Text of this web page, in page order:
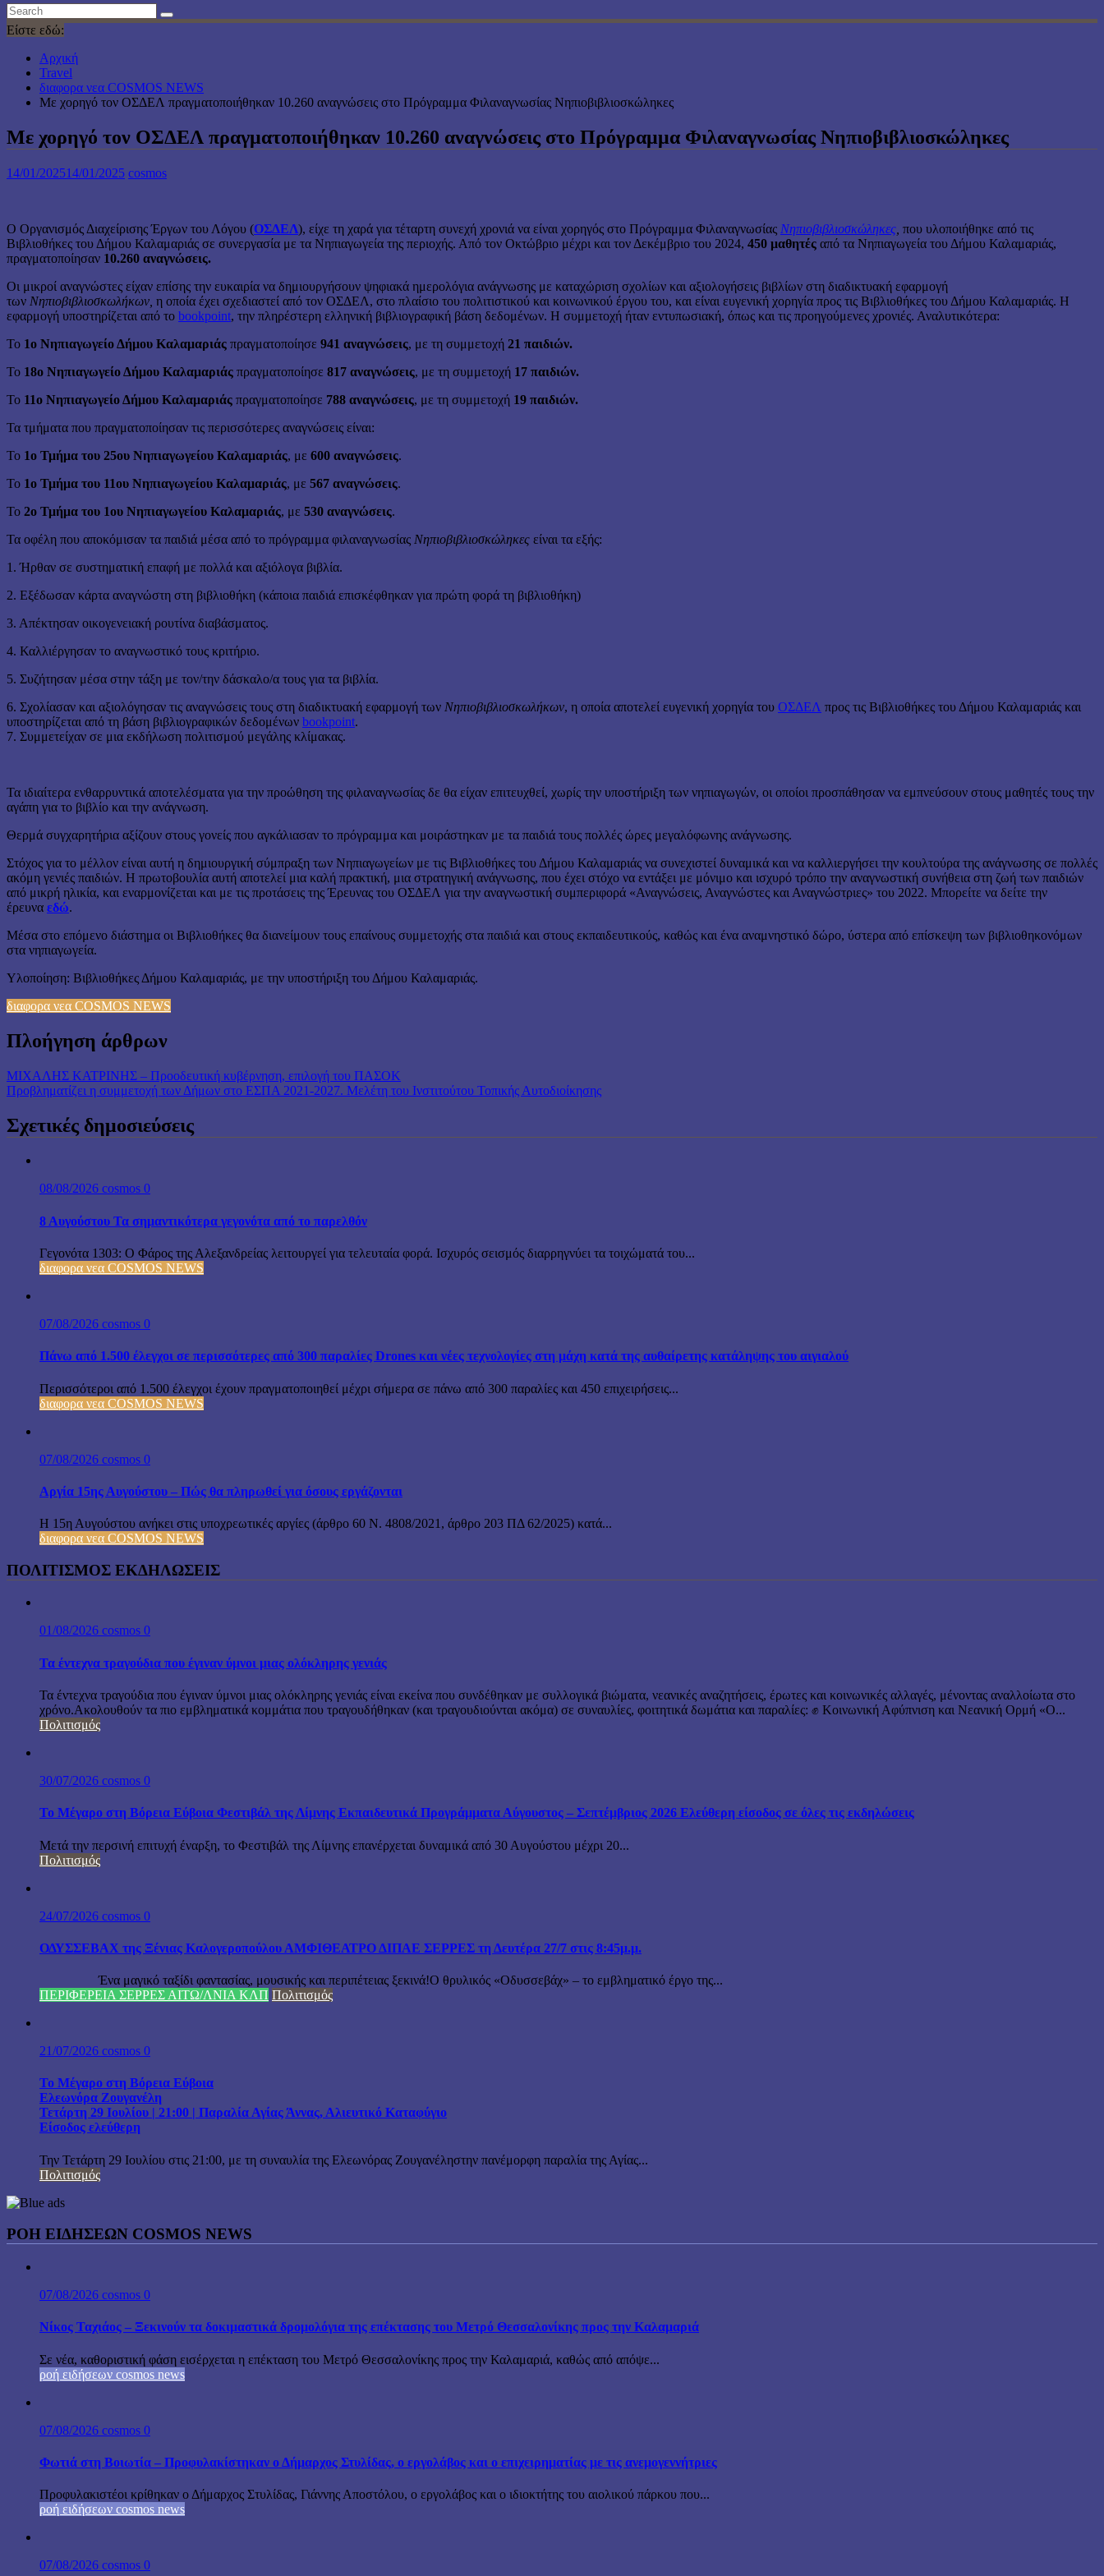
Είστε εδώ:
Αρχική
Travel
διαφορα νεα COSMOS NEWS
Με χορηγό τον ΟΣΔΕΛ πραγματοποιήθηκαν 10.260 αναγνώσεις στο Πρόγραμμα Φιλαναγνωσίας Νηπιοβιβλιοσκώληκες
Με χορηγό τον ΟΣΔΕΛ πραγματοποιήθηκαν 10.260 αναγνώσεις στο Πρόγραμμα Φιλαναγνωσίας Νηπιοβιβλιοσκώληκες
14/01/202514/01/2025 cosmos
Ο Οργανισμός Διαχείρισης Έργων του Λόγου (ΟΣΔΕΛ), είχε τη χαρά για τέταρτη συνεχή χρονιά να είναι χορηγός στο Πρόγραμμα Φιλαναγνωσίας Νηπιοβιβλιοσκώληκες που υλοποιήθηκε από τις
Βιβλιοθήκες του Δήμου Καλαμαριάς σε συνεργασία με τα Νηπιαγωγεία της περιοχής. Από τον Οκτώβριο μέχρι και τον Δεκέμβριο του 2024, 450 μαθητές από τα Νηπιαγωγεία του Δήμου Καλαμαριάς,
πραγματοποίησαν 10.260 αναγνώσεις.
Οι μικροί αναγνώστες είχαν επίσης την ευκαιρία να δημιουργήσουν ψηφιακά ημερολόγια ανάγνωσης με καταχώριση σχολίων και αξιολογήσεις βιβλίων στη διαδικτυακή εφαρμογή
των Νηπιοβιβλιοσκωλήκων, η οποία έχει σχεδιαστεί από τον ΟΣΔΕΛ, στο πλαίσιο του πολιτιστικού και κοινωνικού έργου του, και είναι ευγενική χορηγία προς τις Βιβλιοθήκες του Δήμου Καλαμαριάς. Η
εφαρμογή υποστηρίζεται από το bookpoint, την πληρέστερη ελληνική βιβλιογραφική βάση δεδομένων. Η συμμετοχή ήταν εντυπωσιακή, όπως και τις προηγούμενες χρονιές. Αναλυτικότερα:
Το 1ο Νηπιαγωγείο Δήμου Καλαμαριάς πραγματοποίησε 941 αναγνώσεις, με τη συμμετοχή 21 παιδιών.
Το 18ο Νηπιαγωγείο Δήμου Καλαμαριάς πραγματοποίησε 817 αναγνώσεις, με τη συμμετοχή 17 παιδιών.
Το 11ο Νηπιαγωγείο Δήμου Καλαμαριάς πραγματοποίησε 788 αναγνώσεις, με τη συμμετοχή 19 παιδιών.
Τα τμήματα που πραγματοποίησαν τις περισσότερες αναγνώσεις είναι:
Το 1ο Τμήμα του 25ου Νηπιαγωγείου Καλαμαριάς, με 600 αναγνώσεις.
Το 1ο Τμήμα του 11ου Νηπιαγωγείου Καλαμαριάς, με 567 αναγνώσεις.
Το 2ο Τμήμα του 1ου Νηπιαγωγείου Καλαμαριάς, με 530 αναγνώσεις.
Τα οφέλη που αποκόμισαν τα παιδιά μέσα από το πρόγραμμα φιλαναγνωσίας Νηπιοβιβλιοσκώληκες είναι τα εξής:
1. Ήρθαν σε συστηματική επαφή με πολλά και αξιόλογα βιβλία.
2. Εξέδωσαν κάρτα αναγνώστη στη βιβλιοθήκη (κάποια παιδιά επισκέφθηκαν για πρώτη φορά τη βιβλιοθήκη)
3. Απέκτησαν οικογενειακή ρουτίνα διαβάσματος.
4. Καλλιέργησαν το αναγνωστικό τους κριτήριο.
5. Συζήτησαν μέσα στην τάξη με τον/την δάσκαλο/α τους για τα βιβλία.
6. Σχολίασαν και αξιολόγησαν τις αναγνώσεις τους στη διαδικτυακή εφαρμογή των Νηπιοβιβλιοσκωλήκων, η οποία αποτελεί ευγενική χορηγία του ΟΣΔΕΛ προς τις Βιβλιοθήκες του Δήμου Καλαμαριάς και
υποστηρίζεται από τη βάση βιβλιογραφικών δεδομένων bookpoint.
7. Συμμετείχαν σε μια εκδήλωση πολιτισμού μεγάλης κλίμακας.
Τα ιδιαίτερα ενθαρρυντικά αποτελέσματα για την προώθηση της φιλαναγνωσίας δε θα είχαν επιτευχθεί, χωρίς την υποστήριξη των νηπιαγωγών, οι οποίοι προσπάθησαν να εμπνεύσουν στους μαθητές τους την
αγάπη για το βιβλίο και την ανάγνωση.
Θερμά συγχαρητήρια αξίζουν στους γονείς που αγκάλιασαν το πρόγραμμα και μοιράστηκαν με τα παιδιά τους πολλές ώρες μεγαλόφωνης ανάγνωσης.
Στόχος για το μέλλον είναι αυτή η δημιουργική σύμπραξη των Νηπιαγωγείων με τις Βιβλιοθήκες του Δήμου Καλαμαριάς να συνεχιστεί δυναμικά και να καλλιεργήσει την κουλτούρα της ανάγνωσης σε πολλές
ακόμη γενιές παιδιών. Η πρωτοβουλία αυτή αποτελεί μια καλή πρακτική, μια στρατηγική ανάγνωσης, που έχει στόχο να εντάξει με μόνιμο και ισχυρό τρόπο την αναγνωστική συνήθεια στη ζωή των παιδιών
από μικρή ηλικία, και εναρμονίζεται και με τις προτάσεις της Έρευνας του ΟΣΔΕΛ για την αναγνωστική συμπεριφορά «Αναγνώσεις, Αναγνώστες και Αναγνώστριες» του 2022. Μπορείτε να δείτε την
έρευνα εδώ.
Μέσα στο επόμενο διάστημα οι Βιβλιοθήκες θα διανείμουν τους επαίνους συμμετοχής στα παιδιά και στους εκπαιδευτικούς, καθώς και ένα αναμνηστικό δώρο, ύστερα από επίσκεψη των βιβλιοθηκονόμων
στα νηπιαγωγεία.
Υλοποίηση: Βιβλιοθήκες Δήμου Καλαμαριάς, με την υποστήριξη του Δήμου Καλαμαριάς.
διαφορα νεα COSMOS NEWS
Πλοήγηση άρθρων
ΜΙΧΑΛΗΣ ΚΑΤΡΙΝΗΣ – Προοδευτική κυβέρνηση, επιλογή του ΠΑΣΟΚ
Προβληματίζει η συμμετοχή των Δήμων στο ΕΣΠΑ 2021-2027. Μελέτη του Ινστιτούτου Τοπικής Αυτοδιοίκησης
Σχετικές δημοσιεύσεις
08/08/2026 cosmos 0
8 Αυγούστου Τα σημαντικότερα γεγονότα από το παρελθόν
Γεγονότα 1303: Ο Φάρος της Αλεξανδρείας λειτουργεί για τελευταία φορά. Ισχυρός σεισμός διαρρηγνύει τα τοιχώματά του...
διαφορα νεα COSMOS NEWS
07/08/2026 cosmos 0
Πάνω από 1.500 έλεγχοι σε περισσότερες από 300 παραλίες Drones και νέες τεχνολογίες στη μάχη κατά της αυθαίρετης κατάληψης του αιγιαλού
Περισσότεροι από 1.500 έλεγχοι έχουν πραγματοποιηθεί μέχρι σήμερα σε πάνω από 300 παραλίες και 450 επιχειρήσεις...
διαφορα νεα COSMOS NEWS
07/08/2026 cosmos 0
Αργία 15ης Αυγούστου – Πώς θα πληρωθεί για όσους εργάζονται
Η 15η Αυγούστου ανήκει στις υποχρεωτικές αργίες (άρθρο 60 Ν. 4808/2021, άρθρο 203 ΠΔ 62/2025) κατά...
διαφορα νεα COSMOS NEWS
ΠΟΛΙΤΙΣΜΟΣ ΕΚΔΗΛΩΣΕΙΣ
01/08/2026 cosmos 0
Τα έντεχνα τραγούδια που έγιναν ύμνοι μιας ολόκληρης γενιάς
Τα έντεχνα τραγούδια που έγιναν ύμνοι μιας ολόκληρης γενιάς είναι εκείνα που συνδέθηκαν με συλλογικά βιώματα, νεανικές αναζητήσεις, έρωτες και κοινωνικές αλλαγές, μένοντας αναλλοίωτα στο
χρόνο.Ακολουθούν τα πιο εμβληματικά κομμάτια που τραγουδήθηκαν (και τραγουδιούνται ακόμα) σε συναυλίες, φοιτητικά δωμάτια και παραλίες: ✊ Κοινωνική Αφύπνιση και Νεανική Ορμή «Ο...
Πολιτισμός
30/07/2026 cosmos 0
Το Μέγαρο στη Βόρεια Εύβοια Φεστιβάλ της Λίμνης Εκπαιδευτικά Προγράμματα Αύγουστος – Σεπτέμβριος 2026 Ελεύθερη είσοδος σε όλες τις εκδηλώσεις
Μετά την περσινή επιτυχή έναρξη, το Φεστιβάλ της Λίμνης επανέρχεται δυναμικά από 30 Αυγούστου μέχρι 20...
Πολιτισμός
24/07/2026 cosmos 0
ΟΔΥΣΣΕΒΑΧ της Ξένιας Καλογεροπούλου ΑΜΦΙΘΕΑΤΡΟ ΔΙΠΑΕ ΣΕΡΡΕΣ τη Δευτέρα 27/7 στις 8:45μ.μ.
Ένα μαγικό ταξίδι φαντασίας, μουσικής και περιπέτειας ξεκινά!Ο θρυλικός «Οδυσσεβάχ» – το εμβληματικό έργο της...
ΠΕΡΙΦΕΡΕΙΑ ΣΕΡΡΕΣ ΑΙΤΩ/ΛΝΙΑ ΚΛΠ Πολιτισμός
21/07/2026 cosmos 0
Το Μέγαρο στη Βόρεια Εύβοια
Ελεωνόρα Ζουγανέλη
Τετάρτη 29 Ιουλίου | 21:00 | Παραλία Αγίας Άννας, Αλιευτικό Καταφύγιο
Είσοδος ελεύθερη
Την Τετάρτη 29 Ιουλίου στις 21:00, με τη συναυλία της Ελεωνόρας Ζουγανέληστην πανέμορφη παραλία της Αγίας...
Πολιτισμός
ΡΟΗ ΕΙΔΗΣΕΩΝ COSMOS NEWS
07/08/2026 cosmos 0
Νίκος Ταχιάος – Ξεκινούν τα δοκιμαστικά δρομολόγια της επέκτασης του Μετρό Θεσσαλονίκης προς την Καλαμαριά
Σε νέα, καθοριστική φάση εισέρχεται η επέκταση του Μετρό Θεσσαλονίκης προς την Καλαμαριά, καθώς από απόψε...
ροή ειδήσεων cosmos news
07/08/2026 cosmos 0
Φωτιά στη Βοιωτία – Προφυλακίστηκαν ο Δήμαρχος Στυλίδας, ο εργολάβος και ο επιχειρηματίας με τις ανεμογεννήτριες
Προφυλακιστέοι κρίθηκαν ο Δήμαρχος Στυλίδας, Γιάννης Αποστόλου, ο εργολάβος και ο ιδιοκτήτης του αιολικού πάρκου που...
ροή ειδήσεων cosmos news
07/08/2026 cosmos 0